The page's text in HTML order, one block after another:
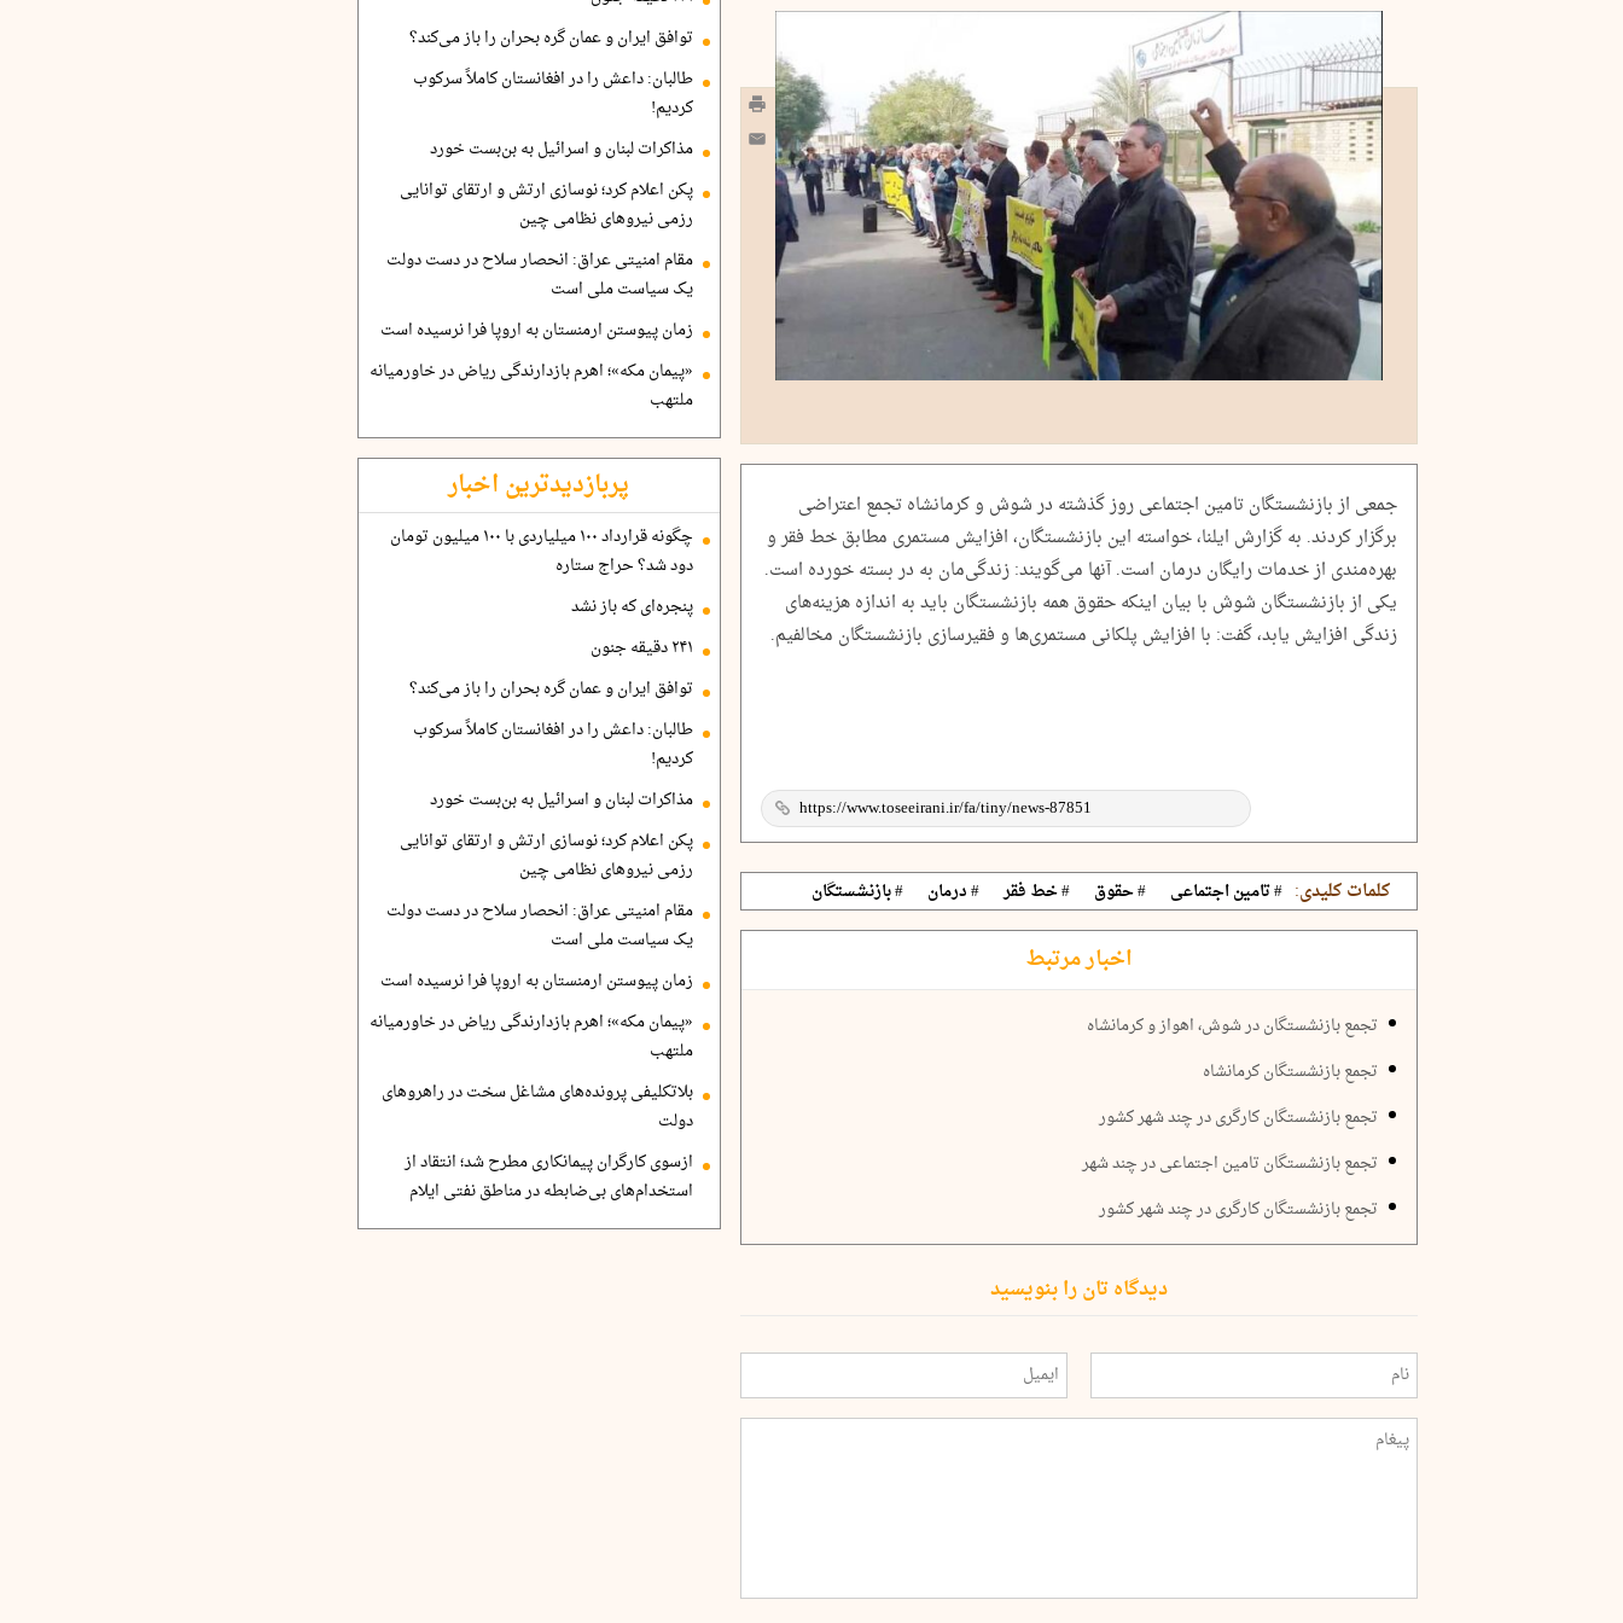
جمعی از بازنشستگان تامین اجتماعی روز گذشته در شوش و کرمانشاه تجمع اعتراضی
برگزار کردند. به گزارش ایلنا، خواسته این بازنشستگان، افزایش مستمری مطابق خط فقر و
بهره‌مندی از خدمات رایگان درمان است. آنها می‌گویند: زندگی‌مان به در بسته خورده است.
یکی از بازنشستگان شوش با بیان اینکه حقوق همه بازنشستگان باید به اندازه هزینه‌های
زندگی افزایش یابد، گفت: با افزایش پلکانی مستمری‌ها و فقیرسازی بازنشستگان مخالفیم.
کلمات کلیدی: # تامین اجتماعی # حقوق # خط فقر # درمان # بازنشستگان
اخبار مرتبط
تجمع بازنشستگان در شوش، اهواز و کرمانشاه
تجمع بازنشستگان کرمانشاه
تجمع بازنشستگان کارگری در چند شهر کشور
تجمع بازنشستگان تامین اجتماعی در چند شهر
تجمع بازنشستگان کارگری در چند شهر کشور
دیدگاه تان را بنویسید
توافق ایران و عمان گره بحران را باز می‌کند؟
طالبان: داعش را در افغانستان کاملاً سرکوب
کردیم!
مذاکرات لبنان و اسرائیل به بن‌بست خورد
پکن اعلام کرد؛ نوسازی ارتش و ارتقای توانایی
رزمی نیروهای نظامی چین
مقام امنیتی عراق: انحصار سلاح در دست دولت
یک سیاست ملی است
زمان پیوستن ارمنستان به اروپا فرا نرسیده است
«پیمان مکه»؛ اهرم بازدارندگی ریاض در خاورمیانه
ملتهب
پربازدیدترین اخبار
چگونه قرارداد ۱۰۰ میلیاردی با ۱۰۰ میلیون تومان
دود شد؟ حراج ستاره
پنجره‌ای که باز نشد
۲۴۱ دقیقه جنون
توافق ایران و عمان گره بحران را باز می‌کند؟
طالبان: داعش را در افغانستان کاملاً سرکوب
کردیم!
مذاکرات لبنان و اسرائیل به بن‌بست خورد
پکن اعلام کرد؛ نوسازی ارتش و ارتقای توانایی
رزمی نیروهای نظامی چین
مقام امنیتی عراق: انحصار سلاح در دست دولت
یک سیاست ملی است
زمان پیوستن ارمنستان به اروپا فرا نرسیده است
«پیمان مکه»؛ اهرم بازدارندگی ریاض در خاورمیانه
ملتهب
بلاتکلیفی پرونده‌های مشاغل سخت در راهروهای
دولت
ازسوی کارگران پیمانکاری مطرح شد؛ انتقاد از
استخدام‌های بی‌ضابطه در مناطق نفتی ایلام